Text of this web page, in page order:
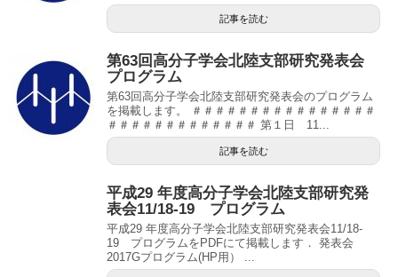
記事を読む
第63回高分子学会北陸支部研究発表会
プログラム
第63回高分子学会北陸支部研究発表会のプログラム
を掲載します。 ＃＃＃＃＃＃＃＃＃＃＃＃＃＃＃＃
＃＃＃＃＃＃＃＃＃＃＃＃＃ 第１日 11...
記事を読む
平成29 年度高分子学会北陸支部研究発
表会11/18-19 プログラム
平成29 年度高分子学会北陸支部研究発表会11/18-
19 プログラムをPDFにて掲載します． 発表会
2017Gプログラム(HP用） ...